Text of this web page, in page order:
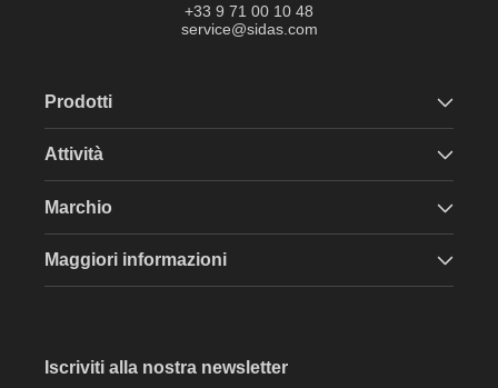
+33 9 71 00 10 48
service@sidas.com
Prodotti
Attività
Marchio
Maggiori informazioni
Iscriviti alla nostra newsletter